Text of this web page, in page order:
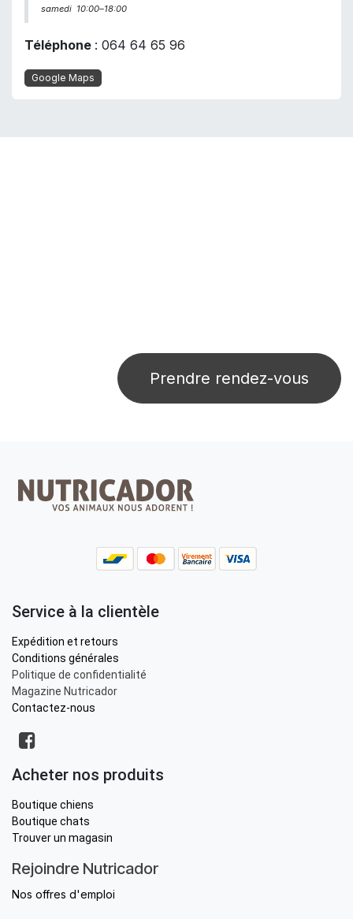
samedi 10:00–18:00
Téléphone : 064 64 65 96
Google Maps
Prendre rendez-vous
Service à la clientèle
Expédition et retours
Conditions générales
Politique de confidentialité
Magazine Nutricador
Contactez-nous
Acheter nos produits
Boutique chiens
Boutique chats
Trouver un magasin
Rejoindre Nutricador
Nos offres d'emploi